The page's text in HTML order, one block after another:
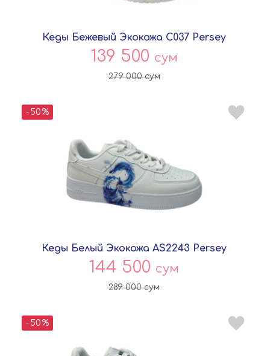
Кеды Бежевый Экокожа C037 Persey
139 500 сум
279 000сум
-50%
Кеды Белый Экокожа AS2243 Persey
144 500 сум
289 000сум
-50%